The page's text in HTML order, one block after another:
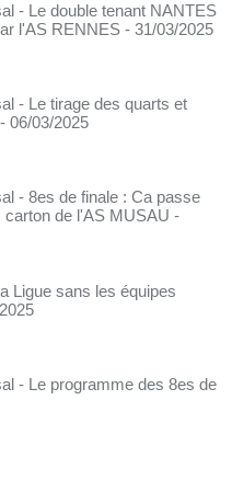
- Le double tenant NANTES
l'AS RENNES - 31/03/2025
- Le tirage des quarts et
- 06/03/2025
- 8es de finale : Ca passe
carton de l'AS MUSAU -
Ligue sans les équipes
- Le programme des 8es de